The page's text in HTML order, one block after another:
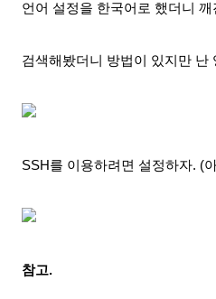
언어 설정을 한국어로 했더니 깨
검색해봤더니 방법이 있지만 난
SSH를 이용하려면 설정하자. (
참고.